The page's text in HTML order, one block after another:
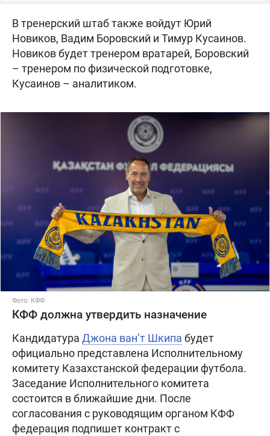
В тренерский штаб также войдут Юрий
Новиков, Вадим Боровский и Тимур Кусаинов.
Новиков будет тренером вратарей, Боровский
– тренером по физической подготовке,
Кусаинов – аналитиком.
Фото: КФФ
КФФ должна утвердить назначение
Кандидатура Джона ван’т Шкипа будет
официально представлена Исполнительному
комитету Казахстанской федерации футбола.
Заседание Исполнительного комитета
состоится в ближайшие дни. После
согласования с руководящим органом КФФ
федерация подпишет контракт с